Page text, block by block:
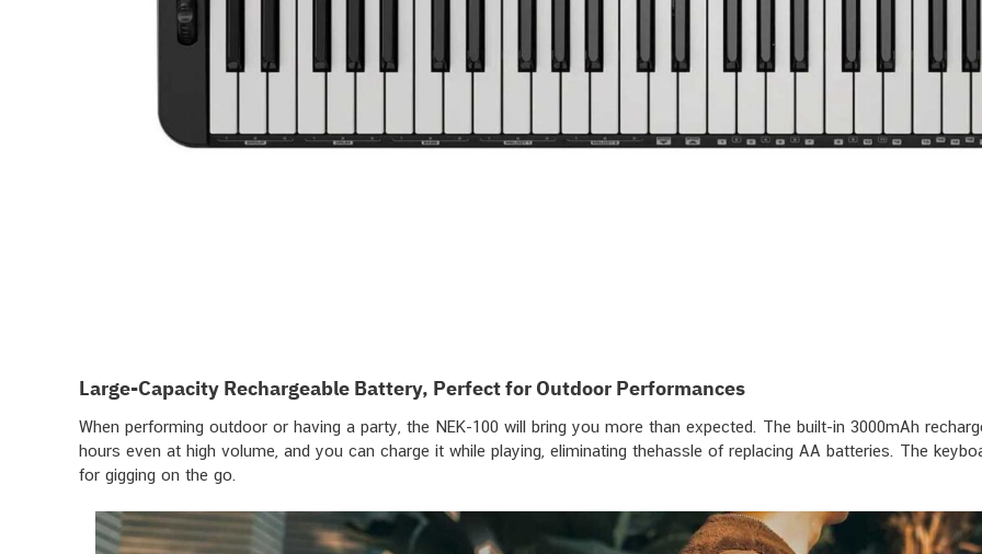
Large-Capacity Rechargeable Battery, Perfect for Outdoor Performances
When performing outdoor or having a party, the NEK-100 will bring you more than expected. The built-in 3000mAh
hours even at high volume, and you can charge it while playing, eliminating thehassle of replacing AA batteries. The
for gigging on the go.